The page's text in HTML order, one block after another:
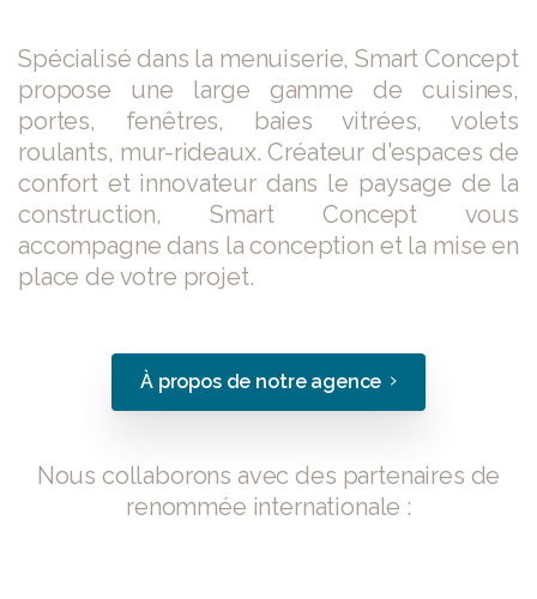
Spécialisé dans la menuiserie, Smart Concept
propose une large gamme de cuisines,
portes, fenêtres, baies vitrées, volets
roulants, mur-rideaux. Créateur d'espaces de
confort et innovateur dans le paysage de la
construction, Smart Concept vous
accompagne dans la conception et la mise en
place de votre projet.
À propos de notre agence
Nous collaborons avec des partenaires de
renommée internationale :